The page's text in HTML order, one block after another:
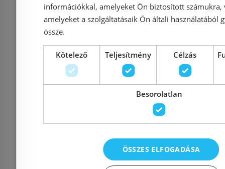
N-Smart DIAMOND
black ötszögletű
zuhanykabin NWZK-
Azonosító: 195668
Cikkszám: NWZK-DIA9090
90x90
információkkal, amelyeket Ön biztosított számukra,
amelyeket a szolgáltatásaik Ön általi használatából
össze.
Kötelező Teljesítmény Célzás
Besorolatlan
ÖSSZES ELFOGADÁSA